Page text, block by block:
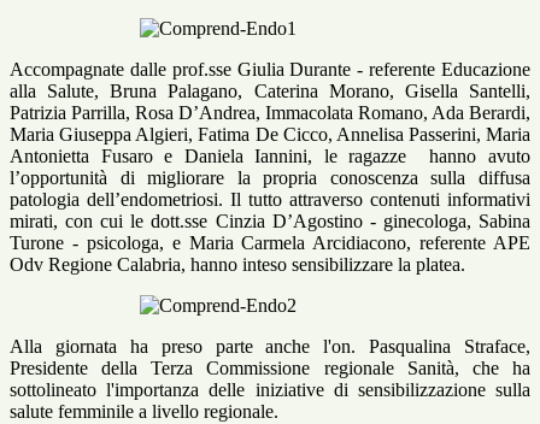
Accompagnate dalle prof.sse Giulia Durante - referente Educazione
alla Salute, Bruna Palagano, Caterina Morano, Gisella Santelli,
Patrizia Parrilla, Rosa D’Andrea, Immacolata Romano, Ada Berardi,
Maria Giuseppa Algieri, Fatima De Cicco, Annelisa Passerini, Maria
Antonietta Fusaro e Daniela Iannini, le ragazze
hanno avuto
l’opportunità di migliorare la propria conoscenza sulla diffusa
patologia dell’endometriosi. Il tutto attraverso contenuti informativi
mirati, con cui le dott.sse Cinzia D’Agostino - ginecologa, Sabina
Turone - psicologa, e Maria Carmela Arcidiacono, referente APE
Odv Regione Calabria, hanno inteso sensibilizzare la platea.
Alla giornata ha preso parte anche l'on. Pasqualina Straface,
Presidente della Terza Commissione regionale Sanità, che ha
sottolineato l'importanza delle iniziative di sensibilizzazione sulla
salute femminile a livello regionale.